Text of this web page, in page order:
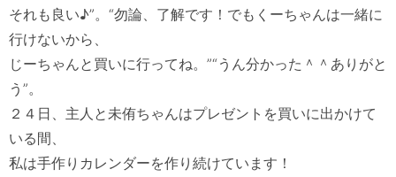
それも良い♪”。“勿論、了解です！でもくーちゃんは一緒に
行けないから、
じーちゃんと買いに行ってね。”“うん分かった＾＾ありがと
う”。
２４日、主人と未侑ちゃんはプレゼントを買いに出かけて
いる間、
私は手作りカレンダーを作り続けています！